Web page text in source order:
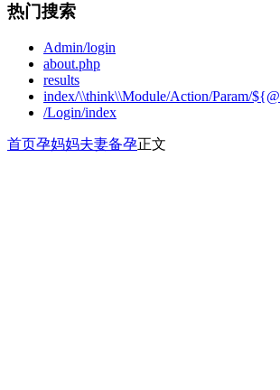
热门搜索
Admin/login
about.php
results
index/\\think\\Module/Action/Param/
/Login/index
首页孕妈妈夫妻备孕正文